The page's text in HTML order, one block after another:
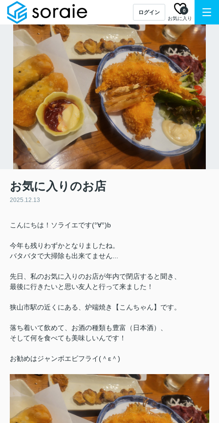
ログイン
お気に入り
0
お気に入りのお店
2025.12.13
こんにちは！ソライエです(°∀°)b
今年も残りわずかとなりましたね。
バタバタで大掃除も出来てません...
先日、私のお気に入りのお店が年内で閉店すると聞き、
最後に行きたいと思い友人と行って来ました！
狭山市駅の近くにある、炉端焼き【こんちゃん】です。
落ち着いて飲めて、お酒の種類も豊富（日本酒）、
そして何を食べても美味しいんです！
お勧めはジャンボエビフライ(＾ε＾)